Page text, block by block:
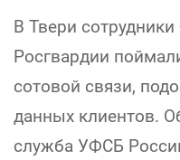
В Твери
Росгвардии
сотовой связи,
данных клиентов.
служба УФСБ